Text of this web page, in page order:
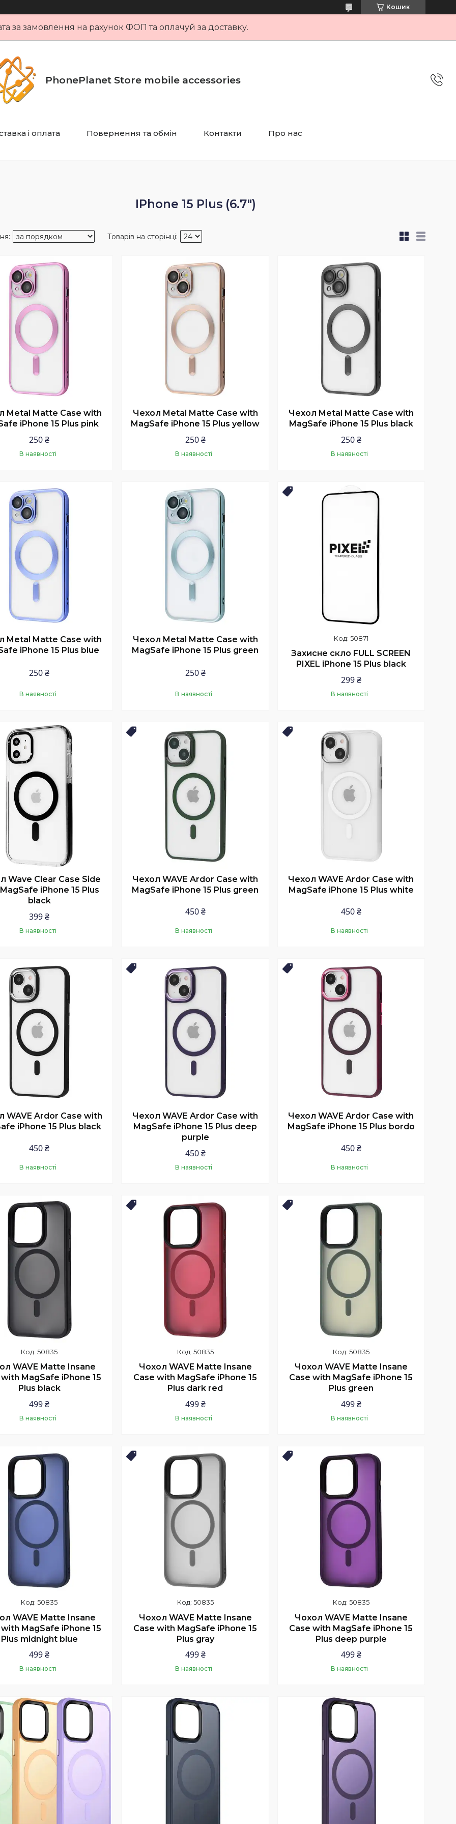
Кошик
за замовлення на рахунок ФОП та оплачуй за доставку.
PhonePlanet Store mobile accessories
і оплата Повернення та обмін Контакти Про нас
IPhone 15 Plus (6.7")
Metal Matte Case with
iPhone 15 Plus pink
250 ₴
В наявності
Чехол Metal Matte Case with
MagSafe iPhone 15 Plus yellow
250 ₴
В наявності
Чехол Metal Matte Case with
MagSafe iPhone 15 Plus black
250 ₴
В наявності
Купити
Metal Matte Case with
iPhone 15 Plus blue
250 ₴
В наявності
Купити
Чехол Metal Matte Case with
MagSafe iPhone 15 Plus green
250 ₴
В наявності
Топ продаж
50871
Захисне скло FULL SCREEN
PIXEL iPhone 15 Plus black
299 ₴
В наявності
Wave Clear Case Side
iPhone 15 Plus
black
399 ₴
В наявності
Чехол WAVE Ardor Case with
MagSafe iPhone 15 Plus green
450 ₴
В наявності
Чехол WAVE Ardor Case with
MagSafe iPhone 15 Plus white
450 ₴
В наявності
WAVE Ardor Case with
iPhone 15 Plus black
450 ₴
В наявності
Купити
Чехол WAVE Ardor Case with
MagSafe iPhone 15 Plus deep
purple
450 ₴
В наявності
Чехол WAVE Ardor Case with
MagSafe iPhone 15 Plus bordo
450 ₴
В наявності
50835
WAVE Matte Insane
MagSafe iPhone 15
Plus black
499 ₴
В наявності
50835
Чохол WAVE Matte Insane
Case with MagSafe iPhone 15
Plus dark red
499 ₴
В наявності
50835
Чохол WAVE Matte Insane
Case with MagSafe iPhone 15
Plus green
499 ₴
В наявності
50835
WAVE Matte Insane
MagSafe iPhone 15
Plus midnight blue
499 ₴
В наявності
Купити
50835
Чохол WAVE Matte Insane
Case with MagSafe iPhone 15
Plus gray
499 ₴
В наявності
Купити
50835
Чохол WAVE Matte Insane
Case with MagSafe iPhone 15
Plus deep purple
499 ₴
В наявності
Купити